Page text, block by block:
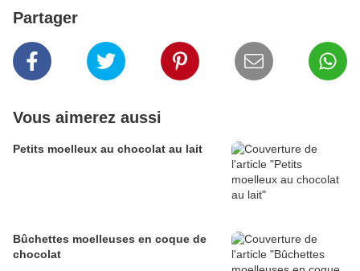
Partager
Vous aimerez aussi
Petits moelleux au chocolat au lait
Bûchettes moelleuses en coque de
chocolat